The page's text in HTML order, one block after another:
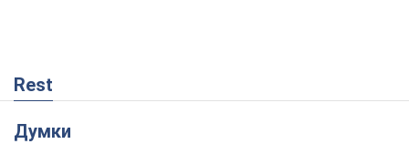
Rest
Думки